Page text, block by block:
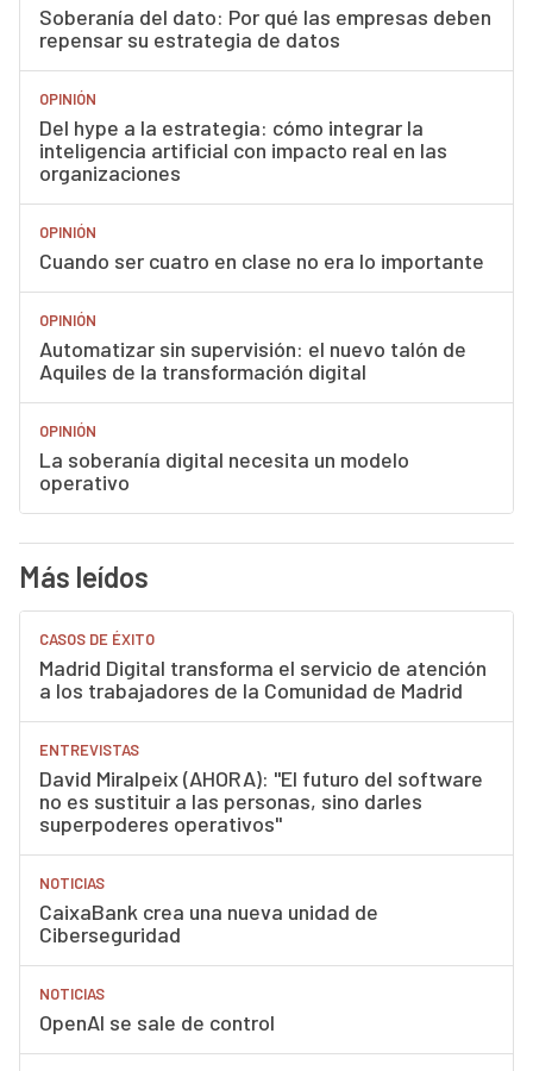
Soberanía del dato: Por qué las empresas deben
repensar su estrategia de datos
OPINIÓN
Del hype a la estrategia: cómo integrar la
inteligencia artificial con impacto real en las
organizaciones
OPINIÓN
Cuando ser cuatro en clase no era lo importante
OPINIÓN
Automatizar sin supervisión: el nuevo talón de
Aquiles de la transformación digital
OPINIÓN
La soberanía digital necesita un modelo
operativo
Más leídos
CASOS DE ÉXITO
Madrid Digital transforma el servicio de atención
a los trabajadores de la Comunidad de Madrid
ENTREVISTAS
David Miralpeix (AHORA): "El futuro del software
no es sustituir a las personas, sino darles
superpoderes operativos"
NOTICIAS
CaixaBank crea una nueva unidad de
Ciberseguridad
NOTICIAS
OpenAI se sale de control